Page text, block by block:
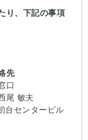
り、下記の事項
先
口
尾 敏夫
センタービル